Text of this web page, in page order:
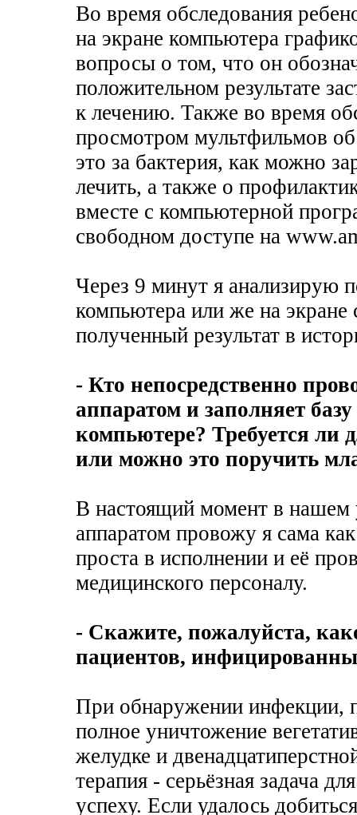
Во время обследования
на экране компьютера
вопросы о том, что он
положительном результате
к лечению. Также во время
просмотром мультфильмов
это за бактерия, как можно
лечить, а также о
вместе c компьютерной
свободном доступе на
Через 9 минут я анализирую
компьютера или же на
полученный результат в
- Кто непосредственно
аппаратом и заполняет
компьютере? Требуется ли
или можно это поручить
В настоящий момент в
аппаратом провожу я сама
проста в исполнении и её
медицинского персоналу.
- Скажите, пожалуйста,
пациентов,
При обнаружении инфекции,
полное уничтожение
желудке и
терапия - серьёзная задача
успеху. Если удалось